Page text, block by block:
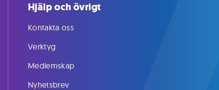
Hjälp och övrigt
Kontakta oss
Verktyg
Medlemskap
Nyhetsbrev